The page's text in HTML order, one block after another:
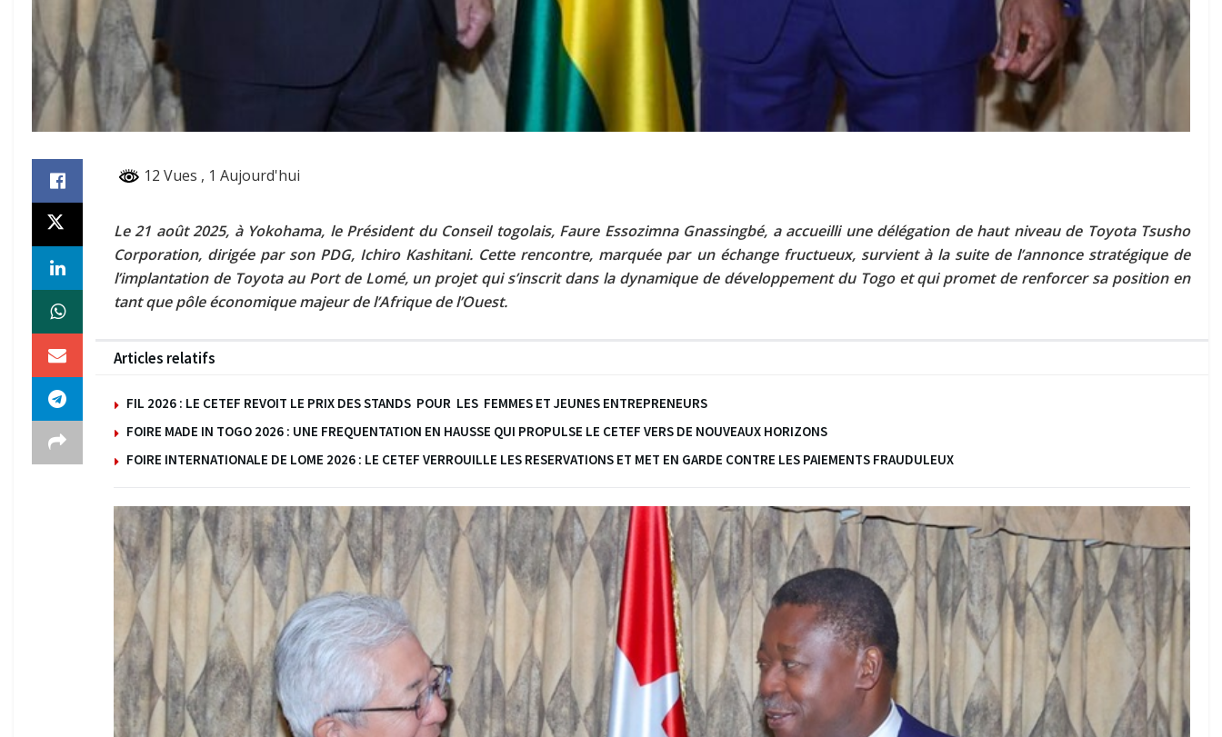
12 Vues , 1 Aujourd'hui
Le 21 août 2025, à Yokohama, le Président du Conseil togolais, Faure Essozimna Gnassingbé, a accueilli une délégation de haut niveau de Toyota Tsusho
Corporation, dirigée par son PDG, Ichiro Kashitani. Cette rencontre, marquée par un échange fructueux, survient à la suite de l’annonce stratégique de
l’implantation de Toyota au Port de Lomé, un projet qui s’inscrit dans la dynamique de développement du Togo et qui promet de renforcer sa position en
tant que pôle économique majeur de l’Afrique de l’Ouest.
Articles relatifs
FIL 2026 : LE CETEF REVOIT LE PRIX DES STANDS POUR LES FEMMES ET JEUNES ENTREPRENEURS
FOIRE MADE IN TOGO 2026 : UNE FREQUENTATION EN HAUSSE QUI PROPULSE LE CETEF VERS DE NOUVEAUX HORIZONS
FOIRE INTERNATIONALE DE LOME 2026 : LE CETEF VERROUILLE LES RESERVATIONS ET MET EN GARDE CONTRE LES PAIEMENTS FRAUDULEUX